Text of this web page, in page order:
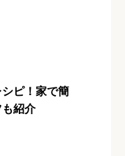
ピ！家で簡
紹介